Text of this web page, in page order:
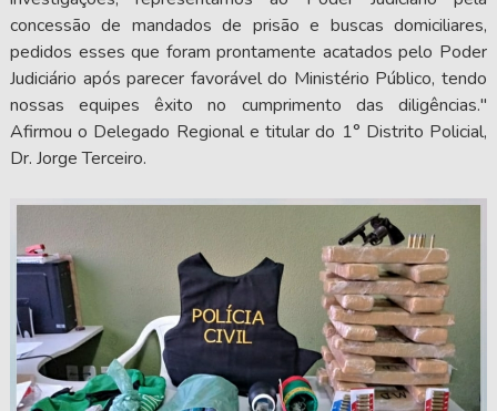
concessão de mandados de prisão e buscas domiciliares,
pedidos esses que foram prontamente acatados pelo Poder
Judiciário após parecer favorável do Ministério Público, tendo
nossas equipes êxito no cumprimento das diligências."
Afirmou o Delegado Regional e titular do 1° Distrito Policial,
Dr. Jorge Terceiro.